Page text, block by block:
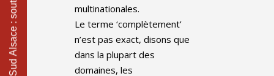
multinationales.
Le terme ‘complètement’
n’est pas exact, disons que
dans la plupart des
domaines, les